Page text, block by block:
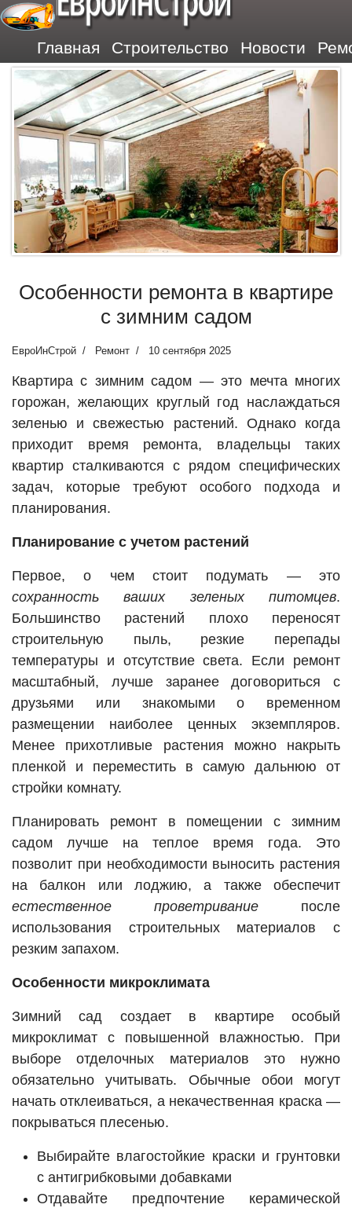
Главная Строительство Новости
Особенности ремонта в квартире
с зимним садом
ЕвроИнСтрой Ремонт 10 сентября 2025
Квартира с зимним садом — это мечта многих
горожан, желающих круглый год наслаждаться
зеленью и свежестью растений. Однако когда
приходит время ремонта, владельцы таких
квартир сталкиваются с рядом специфических
задач, которые требуют особого подхода и
планирования.
Планирование с учетом растений
Первое, о чем стоит подумать — это
сохранность ваших зеленых питомцев.
Большинство растений плохо переносят
строительную пыль, резкие перепады
температуры и отсутствие света. Если ремонт
масштабный, лучше заранее договориться с
друзьями или знакомыми о временном
размещении наиболее ценных экземпляров.
Менее прихотливые растения можно накрыть
пленкой и переместить в самую дальнюю от
стройки комнату.
Планировать ремонт в помещении с зимним
садом лучше на теплое время года. Это
позволит при необходимости выносить растения
на балкон или лоджию, а также обеспечит
естественное проветривание после
использования строительных материалов с
резким запахом.
Особенности микроклимата
Зимний сад создает в квартире особый
микроклимат с повышенной влажностью. При
выборе отделочных материалов это нужно
обязательно учитывать. Обычные обои могут
начать отклеиваться, а некачественная краска —
покрываться плесенью.
Выбирайте влагостойкие краски и грунтовки
с антигрибковыми добавками
Отдавайте предпочтение керамической